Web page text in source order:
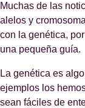
Muchas de las
alelos y
con la genética,
una pequeña guía.
La genética es
ejemplos los
sean fáciles de